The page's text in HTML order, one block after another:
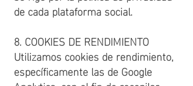
de cada plataforma social.
8. COOKIES DE RENDIMIENTO
Utilizamos cookies de rendimiento,
específicamente las de Google